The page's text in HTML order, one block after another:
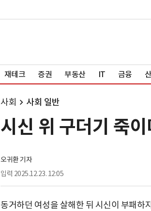
재테크 증권 부동산 IT 금융
사회 사회 일반
시신 위 구더기 죽
오귀환 기자
입력 2025.12.23. 12:05
동거하던 여성을 살해한 뒤 시신이 부패하